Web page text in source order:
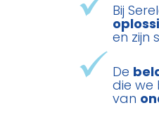
Bij
en zijn
De
die we
van